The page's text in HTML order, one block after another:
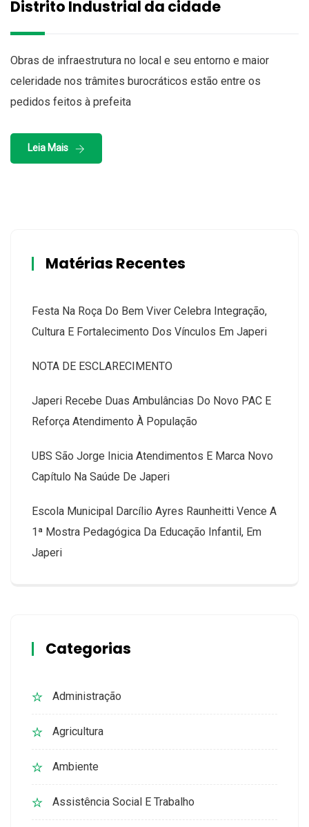
Distrito Industrial da cidade
Obras de infraestrutura no local e seu entorno e maior
celeridade nos trâmites burocráticos estão entre os
pedidos feitos à prefeita
Leia Mais
Matérias Recentes
Festa Na Roça Do Bem Viver Celebra Integração,
Cultura E Fortalecimento Dos Vínculos Em Japeri
NOTA DE ESCLARECIMENTO
Japeri Recebe Duas Ambulâncias Do Novo PAC E
Reforça Atendimento À População
UBS São Jorge Inicia Atendimentos E Marca Novo
Capítulo Na Saúde De Japeri
Escola Municipal Darcílio Ayres Raunheitti Vence A
1ª Mostra Pedagógica Da Educação Infantil, Em
Japeri
Categorias
Administração
Agricultura
Ambiente
Assistência Social E Trabalho